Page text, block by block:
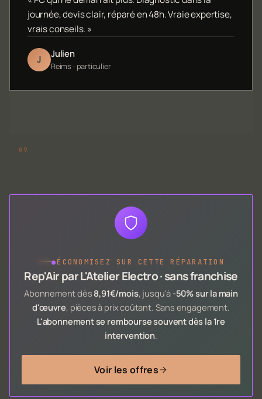
journée, devis clair, réparé en 48h. Vraie expertise,
vrais conseils. »
J Julien
Reims · particulier
●ÉCONOMISEZ SUR CETTE RÉPARATION
Rep'Air par L'Atelier Electro · sans franchise
Abonnement dès 8,91€/mois, jusqu'à -50% sur la main
d'œuvre, pièces à prix coûtant. Sans engagement.
L'abonnement se rembourse souvent dès la 1re
intervention.
Voir les offres